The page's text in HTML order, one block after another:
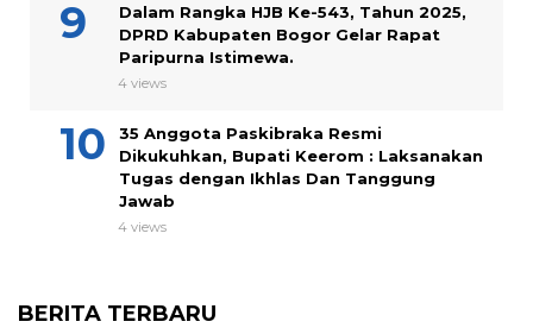
Dalam Rangka HJB Ke-543, Tahun 2025,
DPRD Kabupaten Bogor Gelar Rapat
Paripurna Istimewa.
4 views
35 Anggota Paskibraka Resmi
Dikukuhkan, Bupati Keerom : Laksanakan
Tugas dengan Ikhlas Dan Tanggung
Jawab
4 views
BERITA TERBARU